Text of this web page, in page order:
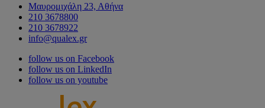
Μαυρομιχάλη 23, Αθήνα
210 3678800
210 3678922
info@qualex.gr
follow us on Facebook
follow us on LinkedIn
follow us on youtube